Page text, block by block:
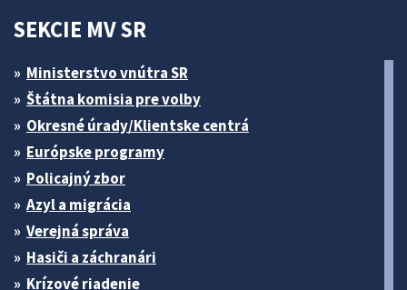
SEKCIE MV SR
Ministerstvo vnútra SR
Štátna komisia pre volby
Okresné úrady/Klientske centrá
Európske programy
Policajný zbor
Azyl a migrácia
Verejná správa
Hasiči a záchranári
Krízové riadenie